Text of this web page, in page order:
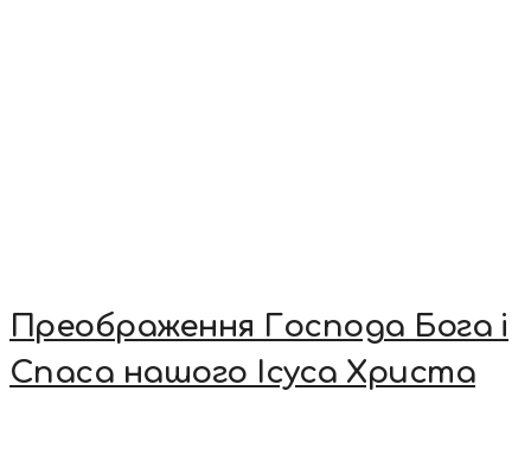
Преображення Господа Бога і
Спаса нашого Ісуса Христа